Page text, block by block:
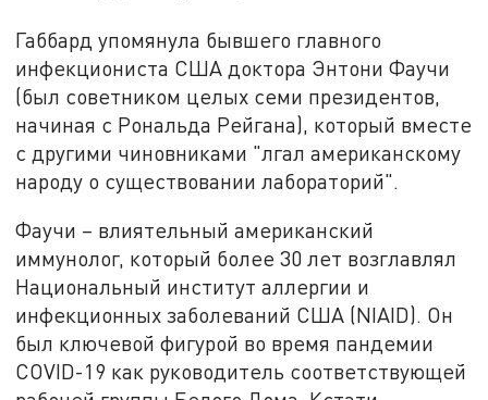
Габбард упомянула бывшего главного
инфекциониста США доктора Энтони Фаучи
(был советником целых семи президентов,
начиная с Рональда Рейгана), который вместе
с другими чиновниками "лгал американскому
народу о существовании лабораторий".
Фаучи – влиятельный американский
иммунолог, который более 30 лет возглавлял
Национальный институт аллергии и
инфекционных заболеваний США (NIAID). Он
был ключевой фигурой во время пандемии
COVID-19 как руководитель соответствующей